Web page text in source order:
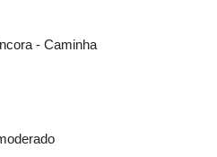
- Caminha